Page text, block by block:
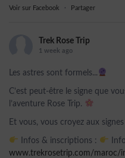
Voir sur Facebook · Partager
Trek Rose Trip
1 week ago
Les astres sont formels...
C’est peut-être le signe que
l’aventure Rose Trip.
Et vous, vous croyez aux signes
Infos & inscriptions :
www.trekrosetrip.com/maroc/